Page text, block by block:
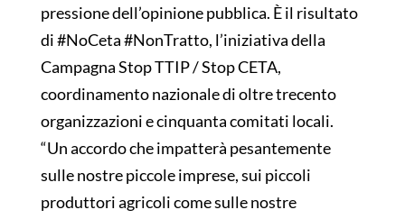
pressione dell’opinione pubblica. È il risultato
di #NoCeta #NonTratto, l’iniziativa della
Campagna Stop TTIP / Stop CETA,
coordinamento nazionale di oltre trecento
organizzazioni e cinquanta comitati locali.
“Un accordo che impatterà pesantemente
sulle nostre piccole imprese, sui piccoli
produttori agricoli come sulle nostre